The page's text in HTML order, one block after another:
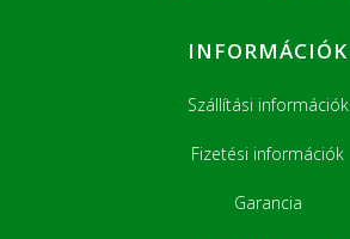
INFORMÁCIÓK
Szállítási információk
Fizetési információk
Garancia